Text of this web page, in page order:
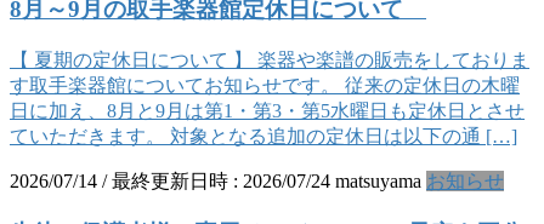
8月～9月の取手楽器館定休日について
【 夏期の定休日について 】 楽器や楽譜の販売をしておりま
す取手楽器館についてお知らせです。 従来の定休日の木曜
日に加え、8月と9月は第1・第3・第5水曜日も定休日とさせ
ていただきます。 対象となる追加の定休日は以下の通 […]
2026/07/14 / 最終更新日時 : 2026/07/24 matsuyama お知らせ